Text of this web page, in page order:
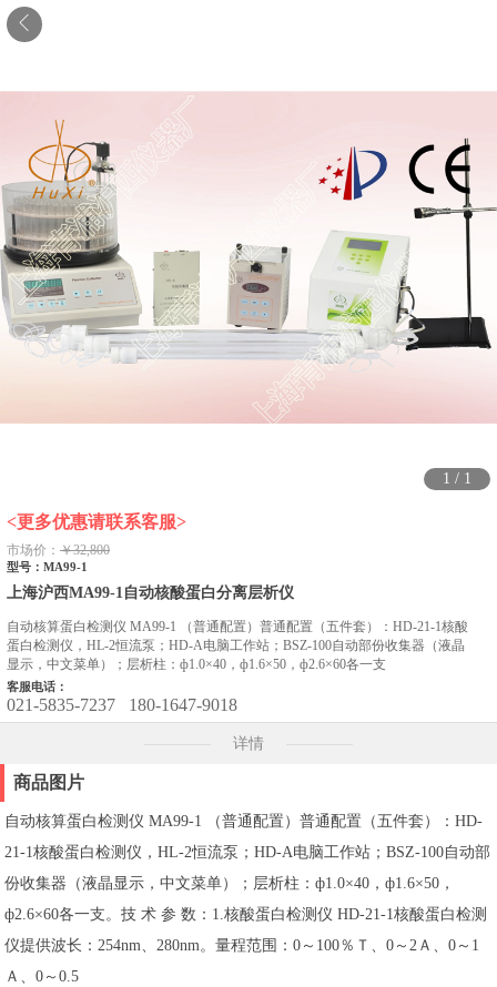
1 / 1
<更多优惠请联系客服>
市场价： ￥32,800
型号：MA99-1
上海沪西MA99-1自动核酸蛋白分离层析仪
自动核算蛋白检测仪 MA99-1 （普通配置）普通配置（五件套）：HD-21-1核酸
蛋白检测仪，HL-2恒流泵；HD-A电脑工作站；BSZ-100自动部份收集器（液晶
显示，中文菜单）；层析柱：ф1.0×40，ф1.6×50，ф2.6×60各一支
客服电话：
021-5835-7237 180-1647-9018
详情
商品图片
自动核算蛋白检测仪 MA99-1 （普通配置）普通配置（五件套）：HD-
21-1核酸蛋白检测仪，HL-2恒流泵；HD-A电脑工作站；BSZ-100自动部
份收集器（液晶显示，中文菜单）；层析柱：ф1.0×40，ф1.6×50，
ф2.6×60各一支。技 术 参 数：1.核酸蛋白检测仪 HD-21-1核酸蛋白检测
仪提供波长：254nm、280nm。量程范围：0～100％Ｔ、0～2Ａ、0～1
Ａ、0～0.5